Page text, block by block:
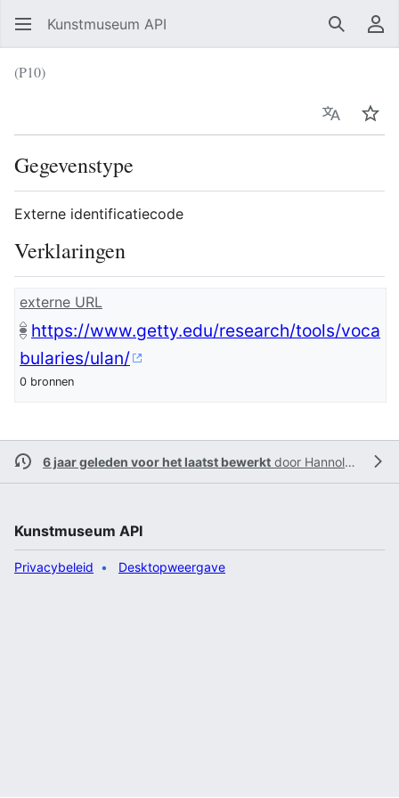
Kunstmuseum API Zoeken
(P10)
Taal
Gegevenstype
Externe identificatiecode
Verklaringen
externe URL
https://www.getty.edu/research/tools/voca
bularies/ulan/
0 bronnen
6 jaar geleden voor het laatst bewerkt door Hannolans
Kunstmuseum API
Privacybeleid Desktopweergave